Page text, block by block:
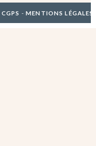
CGPS -MENTIONS LÉGALES